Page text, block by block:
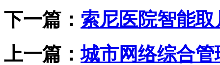
下一篇： 索尼医院智能取
上一篇：城市网络综合管